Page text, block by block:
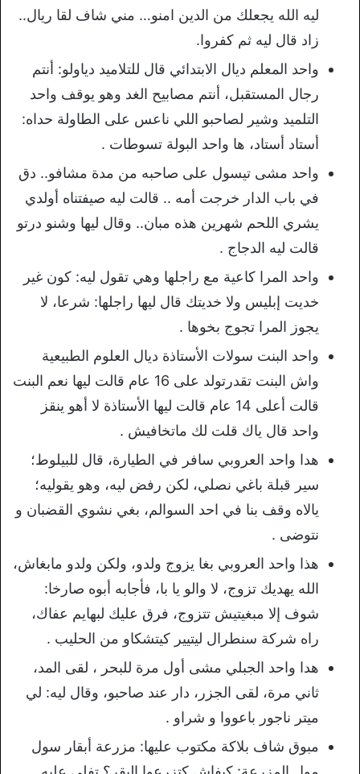
ليه الله يجعلك من الدين امنو… مني شاف لقا ريال..
زاد قال ليه ثم كفروا.
واحد المعلم ديال الابتدائي قال للتلاميد دياولو: أنتم
رجال المستقبل، أنتم مصابيح الغد وهو يوقف واحد
التلميد وشير لصاحبو اللي ناعس على الطاولة حداه:
أستاد أستاد، ها واحد البولة تسوطات .
واحد مشى تيسول على صاحبه من مدة مشافو.. دق
في باب الدار خرجت أمه .. قالت ليه صيفتناه أولدي
يشري اللحم شهرين هذه مبان.. وقال ليها وشنو درتو
قالت ليه الدجاج .
واحد المرا كاعية مع راجلها وهي تقول ليه: كون غير
خديت إبليس ولا خديتك قال ليها راجلها: شرعا، لا
يجوز المرا تجوج بخوها .
واحد البنت سولات الأستاذة ديال العلوم الطبيعية
واش البنت تقدرتولد على 16 عام قالت ليها نعم البنت
قالت أعلى 14 عام قالت ليها الأستاذة لا أهو ينقز
واحد قال ياك قلت لك ماتخافيش .
هدا واحد العروبي سافر في الطيارة، قال للبيلوط؛
سير قبلة باغي نصلي، لكن رفض ليه، وهو يقوليه؛
يالاه وقف بنا في احد السوالم، بغي نشوي القضبان و
نتوضى .
هذا واحد العروبي بغا يزوج ولدو، ولكن ولدو مابغاش،
الله يهديك تزوج، لا والو يا با، فأجابه أبوه صارخا:
شوف إلا مبغيتيش تتزوج، فرق عليك لبهايم عفاك،
راه شركة سنطرال ليتيير كيتشكاو من الحليب .
هدا واحد الجبلي مشى أول مرة للبحر ، لقى المد،
ثاني مرة، لقى الجزر، دار عند صاحبو، وقال ليه: لي
ميتر ناجور باعووا و شراو .
مبوق شاف بلاكة مكتوب عليها: مزرعة أبقار سول